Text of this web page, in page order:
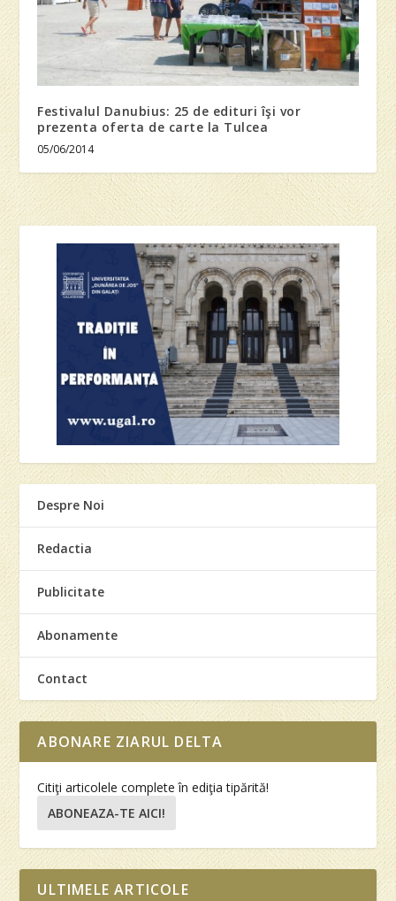
Festivalul Danubius: 25 de edituri îşi vor
prezenta oferta de carte la Tulcea
05/06/2014
Despre Noi
Redactia
Publicitate
Abonamente
Contact
ABONARE ZIARUL DELTA
Citiţi articolele complete în ediţia tipărită!
ABONEAZA-TE AICI!
ULTIMELE ARTICOLE